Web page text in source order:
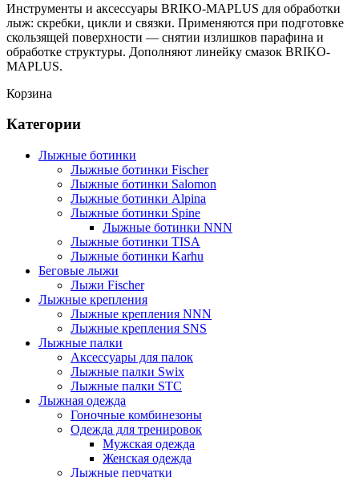
Инструменты и аксессуары BRIKO-MAPLUS для обработки
лыж: скребки, цикли и связки. Применяются при подготовке
скользящей поверхности — снятии излишков парафина и
обработке структуры. Дополняют линейку смазок BRIKO-
MAPLUS.
Корзина
Категории
Лыжные ботинки
Лыжные ботинки Fischer
Лыжные ботинки Salomon
Лыжные ботинки Alpina
Лыжные ботинки Spine
Лыжные ботинки NNN
Лыжные ботинки TISA
Лыжные ботинки Karhu
Беговые лыжи
Лыжи Fischer
Лыжные крепления
Лыжные крепления NNN
Лыжные крепления SNS
Лыжные палки
Аксессуары для палок
Лыжные палки Swix
Лыжные палки STC
Лыжная одежда
Гоночные комбинезоны
Одежда для тренировок
Мужская одежда
Женская одежда
Лыжные перчатки